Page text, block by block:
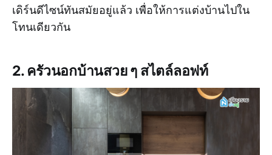
เดิร์นดีไซน์ทันสมัยอยู่แล้ว เพื่อให้การแต่งบ้านไปใน
โทนเดียวกัน
2. ครัวนอกบ้านสวย ๆ สไตล์ลอฟท์